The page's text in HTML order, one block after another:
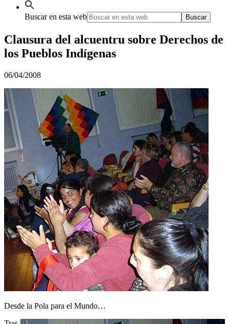
Buscar en esta web
Clausura del alcuentru sobre Derechos de
los Pueblos Indígenas
06/04/2008
Desde la Pola para el Mundo…